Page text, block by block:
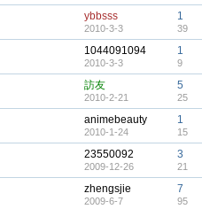
ybbsss
2010-3-3
1
39
1044091094
2010-3-3
1
9
訪友
2010-2-21
5
25
animebeauty
2010-1-24
1
15
23550092
2009-12-26
3
21
zhengsjie
2009-6-7
7
95